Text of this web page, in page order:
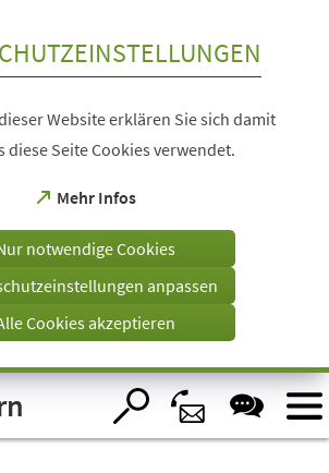
Website erklären Sie sich damit
diese Seite Cookies verwendet.
Mehr Infos
(Öffnet
einem
Tab)
notwendige Cookies
anpassen
Cookies akzeptieren